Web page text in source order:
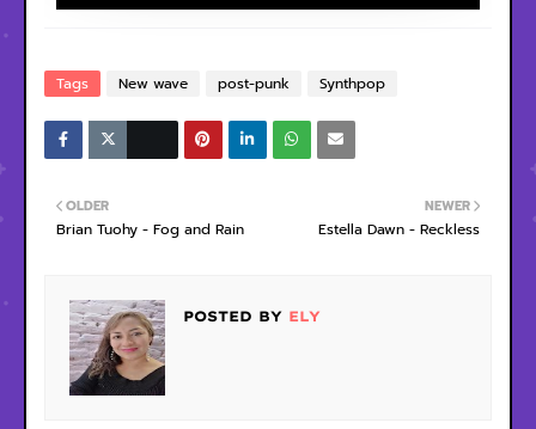
Tags New wave post-punk Synthpop
NEWER
Estella Dawn - Reckless
OLDER
Brian Tuohy - Fog and Rain
POSTED BY ELY